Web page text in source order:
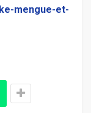
mengue-et-